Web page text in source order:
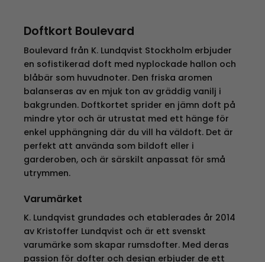
Doftkort Boulevard
Boulevard från K. Lundqvist Stockholm erbjuder
en sofistikerad doft med nyplockade hallon och
blåbär som huvudnoter. Den friska aromen
balanseras av en mjuk ton av gräddig vanilj i
bakgrunden. Doftkortet sprider en jämn doft på
mindre ytor och är utrustat med ett hänge för
enkel upphängning där du vill ha väldoft. Det är
perfekt att använda som bildoft eller i
garderoben, och är särskilt anpassat för små
utrymmen.
Varumärket
K. Lundqvist grundades och etablerades år 2014
av Kristoffer Lundqvist och är ett svenskt
varumärke som skapar rumsdofter. Med deras
passion för dofter och design erbjuder de ett